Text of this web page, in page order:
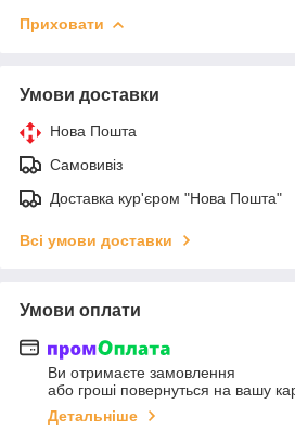
Приховати
Умови доставки
Нова Пошта
Самовивіз
Доставка кур'єром "Нова Пошта"
Всі умови доставки
Умови оплати
Ви отримаєте замовлення
або гроші повернуться на вашу
Детальніше